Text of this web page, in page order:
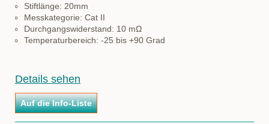
Stiftlänge: 20mm
Messkategorie: Cat II
Durchgangswiderstand: 10 mΩ
Temperaturbereich: -25 bis +90 Grad
Details sehen